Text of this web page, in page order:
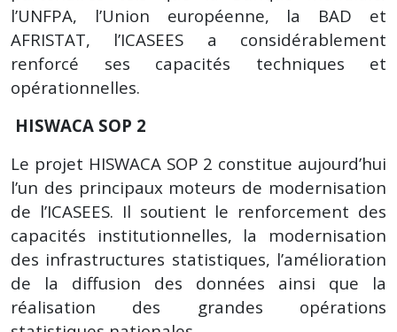
l’UNFPA, l’Union européenne, la BAD et
AFRISTAT, l’ICASEES a considérablement
renforcé ses capacités techniques et
opérationnelles.
HISWACA SOP 2
Le projet HISWACA SOP 2 constitue aujourd’hui
l’un des principaux moteurs de modernisation
de l’ICASEES. Il soutient le renforcement des
capacités institutionnelles, la modernisation
des infrastructures statistiques, l’amélioration
de la diffusion des données ainsi que la
réalisation des grandes opérations